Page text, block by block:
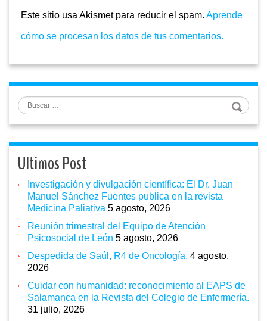
Este sitio usa Akismet para reducir el spam. Aprende
cómo se procesan los datos de tus comentarios.
Buscar
Ultimos Post
Investigación y divulgación científica: El Dr. Juan
Manuel Sánchez Fuentes publica en la revista
Medicina Paliativa 5 agosto, 2026
Reunión trimestral del Equipo de Atención
Psicosocial de León 5 agosto, 2026
Despedida de Saúl, R4 de Oncología. 4 agosto,
2026
Cuidar con humanidad: reconocimiento al EAPS de
Salamanca en la Revista del Colegio de Enfermería.
31 julio, 2026